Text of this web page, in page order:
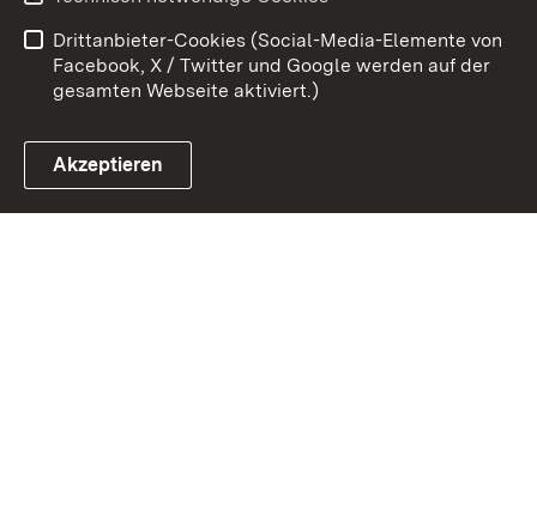
Link zum Landesportal
Barrierefreiheit
Impressum Cookies
Drittanbieter-Cookies (Social-Media-Elemente von
Facebook, X / Twitter und Google werden auf der
gesamten Webseite aktiviert.)
Akzeptieren